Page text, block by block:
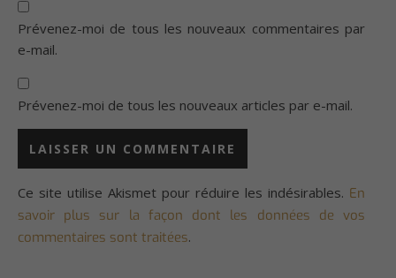
Prévenez-moi de tous les nouveaux commentaires par
e-mail.
Prévenez-moi de tous les nouveaux articles par e-mail.
Ce site utilise Akismet pour réduire les indésirables. En
savoir plus sur la façon dont les données de vos
commentaires sont traitées.